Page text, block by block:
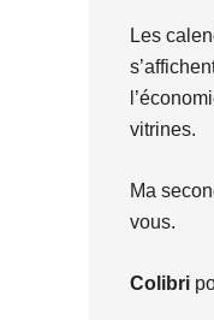
Les
vitrines.
Ma
vous.
Colibri